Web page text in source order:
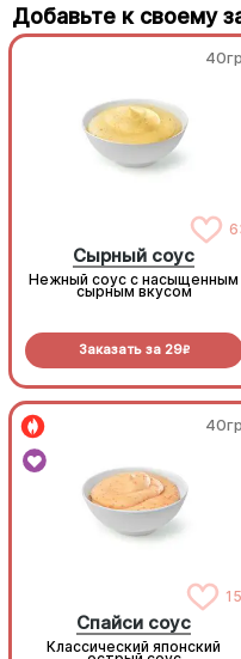
Добавьте к своему
Сырный соус
Нежный соус с насыщенным
сырным вкусом
Заказать за 29R
Спайси соус
Классический японский